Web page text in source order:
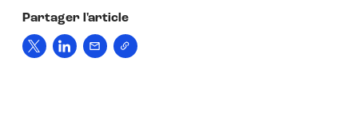
Partager l'article